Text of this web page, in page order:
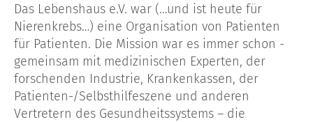
Das Lebenshaus e.V. war (…und ist heute für
Nierenkrebs…) eine Organisation von Patienten
für Patienten. Die Mission war es immer schon -
gemeinsam mit medizinischen Experten, der
forschenden Industrie, Krankenkassen, der
Patienten-/Selbsthilfeszene und anderen
Vertretern des Gesundheitssystems – die